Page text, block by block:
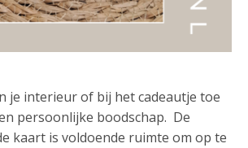
je interieur of bij het cadeautje toe
persoonlijke boodschap. De
kaart is voldoende ruimte om op te